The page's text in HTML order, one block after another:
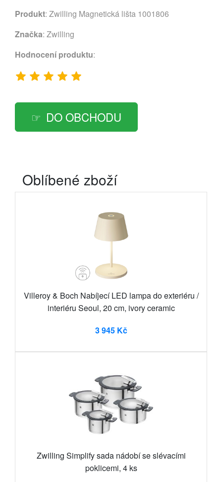
Produkt: Zwilling Magnetická lišta 1001806
Značka: Zwilling
Hodnocení produktu:
DO OBCHODU
Oblíbené zboží
Villeroy & Boch Nabíjecí LED lampa do exteriéru /
interiéru Seoul, 20 cm, ivory ceramic
3 945 Kč
Zwilling Simplify sada nádobí se slévacími
poklicemi, 4 ks